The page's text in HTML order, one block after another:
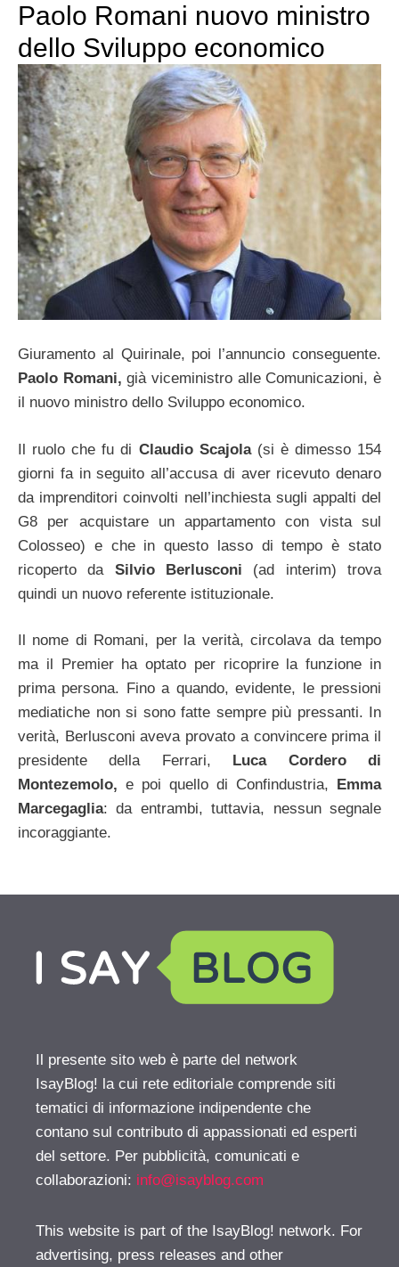
Paolo Romani nuovo ministro
dello Sviluppo economico
Giuramento al Quirinale, poi l’annuncio conseguente.
Paolo Romani, già viceministro alle Comunicazioni, è
il nuovo ministro dello Sviluppo economico.
Il ruolo che fu di Claudio Scajola(si è dimesso 154
giorni fa in seguito all’accusa di aver ricevuto denaro
da imprenditori coinvolti nell’inchiesta sugli appalti del
G8 per acquistare un appartamento con vista sul
Colosseo) e che in questo lasso di tempo è stato
ricoperto da Silvio Berlusconi (ad interim) trova
quindi un nuovo referente istituzionale.
Il nome di Romani, per la verità, circolava da tempo
ma il Premier ha optato per ricoprire la funzione in
prima persona. Fino a quando, evidente, le pressioni
mediatiche non si sono fatte sempre più pressanti. In
verità, Berlusconi aveva provato a convincere prima il
presidente della Ferrari, Luca Cordero di
Montezemolo, e poi quello di Confindustria, Emma
Marcegaglia: da entrambi, tuttavia, nessun segnale
incoraggiante.
Il presente sito web è parte del network
IsayBlog! la cui rete editoriale comprende siti
tematici di informazione indipendente che
contano sul contributo di appassionati ed esperti
del settore. Per pubblicità, comunicati e
collaborazioni: info@isayblog.com
This website is part of the IsayBlog! network. For
advertising, press releases and other